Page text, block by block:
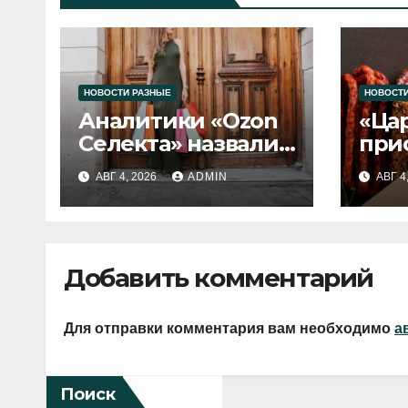
НОВОСТИ РАЗНЫЕ
Аналитики «Ozon
Селекта» назвали
fashion-тренды
2026 года
АВГ 4, 2026 ADMIN АВГ
Добавить комментарий
Для отправки комментария вам необходимо
Поиск